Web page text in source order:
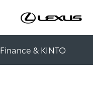
Finance & KINTO